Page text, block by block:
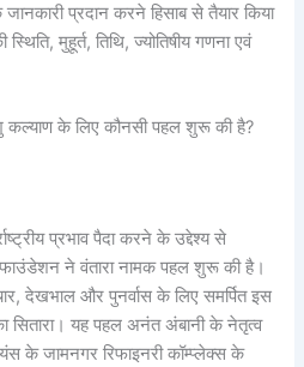
प्रदान करने हिसाब से तैयार किया
मुहूर्त, तिथि, ज्योतिषीय गणना एवं
कल्याण के लिए कौनसी पहल शुरू की है?
प्रभाव पैदा करने के उद्देश्य से
ने वंतारा नामक पहल शुरू की है।
देखभाल और पुनर्वास के लिए समर्पित इस
यह पहल अनंत अंबानी के नेतृत्व
के जामनगर रिफाइनरी कॉम्प्लेक्स के